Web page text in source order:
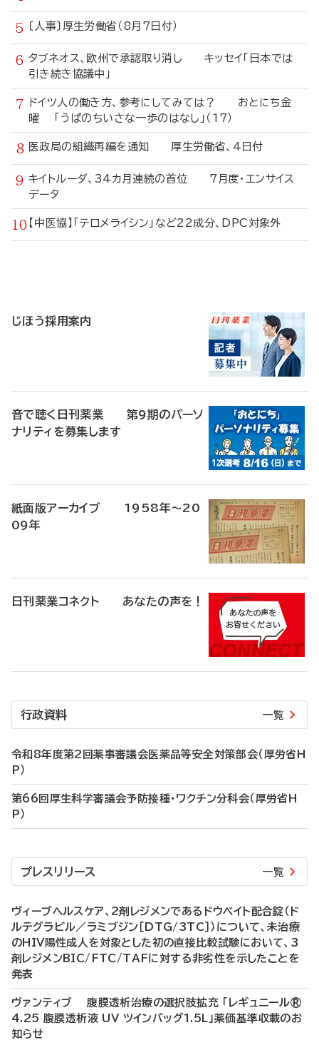
〔人事〕厚生労働省（8月7日付）
タブネオス、欧州で承認取り消し キッセイ「日本では
引き続き協議中」
ドイツ人の働き方、参考にしてみては？ おとにち金
曜 「うぱのちいさな一歩のはなし」（17）
医政局の組織再編を通知 厚生労働省、4日付
キイトルーダ、34カ月連続の首位 7月度・エンサイス
データ
【中医協】「テロメライシン」など22成分、DPC対象外
じほう採用案内
音で聴く日刊薬業 第9期のパーソ
ナリティを募集します
紙面版アーカイブ 1958年～20
09年
日刊薬業コネクト あなたの声を！
行政資料 一覧
令和8年度第2回薬事審議会医薬品等安全対策部会（厚労省H
P）
第66回厚生科学審議会予防接種・ワクチン分科会（厚労省H
P）
プレスリリース 一覧
ヴィーブヘルスケア、2剤レジメンであるドウベイト配合錠（ド
ルテグラビル／ラミブジン［DTG/3TC］）について、未治療
のHIV陽性成人を対象とした初の直接比較試験において、3
剤レジメンBIC/FTC/TAFに対する非劣性を示したことを
発表
ヴァンティブ 腹膜透析治療の選択肢拡充 「レギュニール®
4.25 腹膜透析液 UV ツインバッグ1.5L」薬価基準収載のお
知らせ